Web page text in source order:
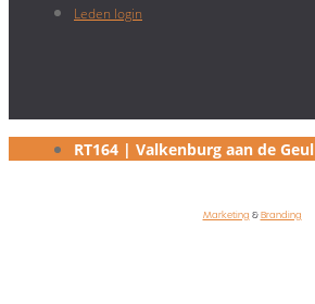
Leden login
RT164 | Valkenburg aan de Geul
Marketing & Branding